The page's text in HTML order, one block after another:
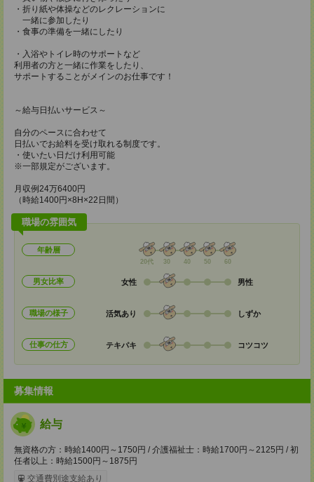
・折り紙や体操などのレクレーションに
一緒に参加したり
・食事の準備を一緒にしたり
・入浴やトイレ時のサポートなど
利用者の方と一緒に作業をしたり、
サポートすることがメインのお仕事です！
～給与日払いサービス～
自分のペースに合わせて
日払いでお給料を受け取れる制度です。
・使いたい日だけ利用可能
※一部規定がございます。
月収例24万6400円
（時給1400円×8H×22日間）
職場の雰囲気
年齢層
20代 30 40 50 60
男女比率 女性 男性
職場の様子 活気あり しずか
仕事の仕方 テキパキ コツコツ
募集情報
給与
無資格の方：時給1400円～1750円 / 介護福祉士：時給1700円～2125円 / 初
任者以上：時給1500円～1875円
交通費別途支給あり